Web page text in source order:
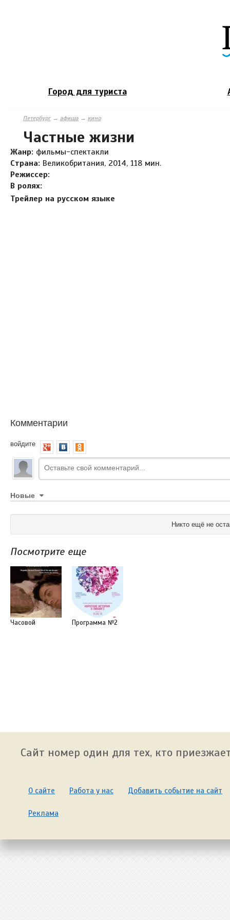
Город для туриста
Петербург→ афиша → кино
Частные жизни
Жанр: фильмы-спектакли
Страна: Великобритания, 2014, 118 мин.
Режиссер:
В ролях:
Трейлер на русском языке
Комментарии
войдите
Новые
Никто ещё не
Посмотрите еще
Часовой Программа №2
Сайт номер один для тех, кто
О сайте Работа у нас Добавить событие на сайт
Реклама